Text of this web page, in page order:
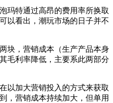
玛特通过高昂的费用率所换取
以看出，潮玩市场的日子并不
块，营销成本（生产产品本身
毛利率降低，主要系此两部分
以加大营销投入的方式来获取
，营销成本持续加大，但单用